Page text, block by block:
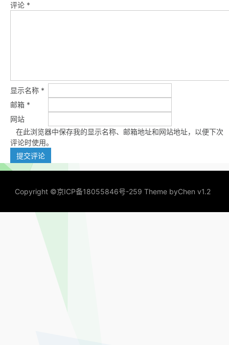
评论 *
显示名称 *
邮箱 *
网站
在此浏览器中保存我的显示名称、邮箱地址和网站地址，以便下次
评论时使用。
Copyright ©京ICP备18055846号-259 Theme byChen v1.2